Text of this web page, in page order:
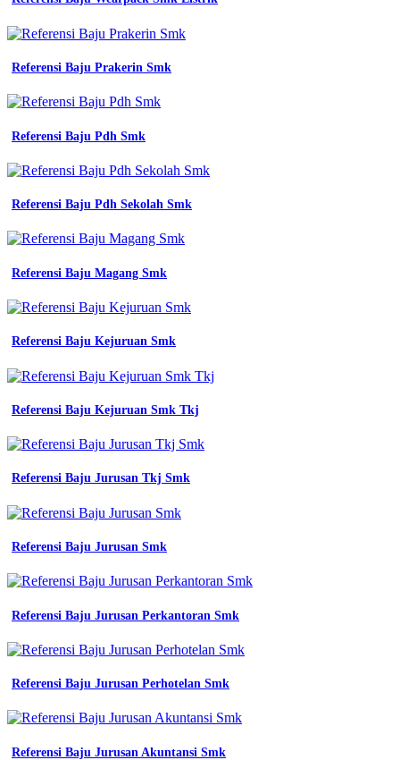
Jersey
Futsal
-
Sd
Mojokerto
Smk
Tulis
Size
Kaos
Olahraga
Smp
-
Sablon
-
Seragam
-
Smk
Grafika
Informatika
-
Baju
Jurusan
Kuliah
Model
Pdh
-
Kaos
-
Referensi Baju Prakerin Smk
Referensi Baju Pdh Smk
Referensi Baju Pdh Sekolah Smk
Referensi Baju Magang Smk
Referensi Baju Kejuruan Smk
Referensi Baju Kejuruan Smk Tkj
Referensi Baju Jurusan Tkj Smk
Referensi Baju Jurusan Smk
Referensi Baju Jurusan Perkantoran Smk
Referensi Baju Jurusan Perhotelan Smk
Referensi Baju Jurusan Akuntansi Smk